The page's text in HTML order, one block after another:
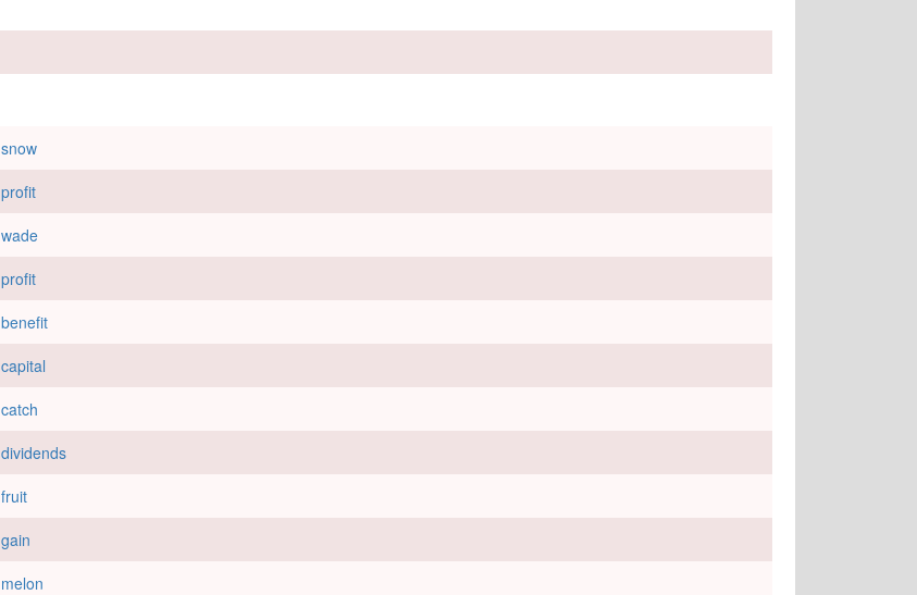
snow
profit
wade
profit
benefit
capital
catch
dividends
fruit
gain
melon